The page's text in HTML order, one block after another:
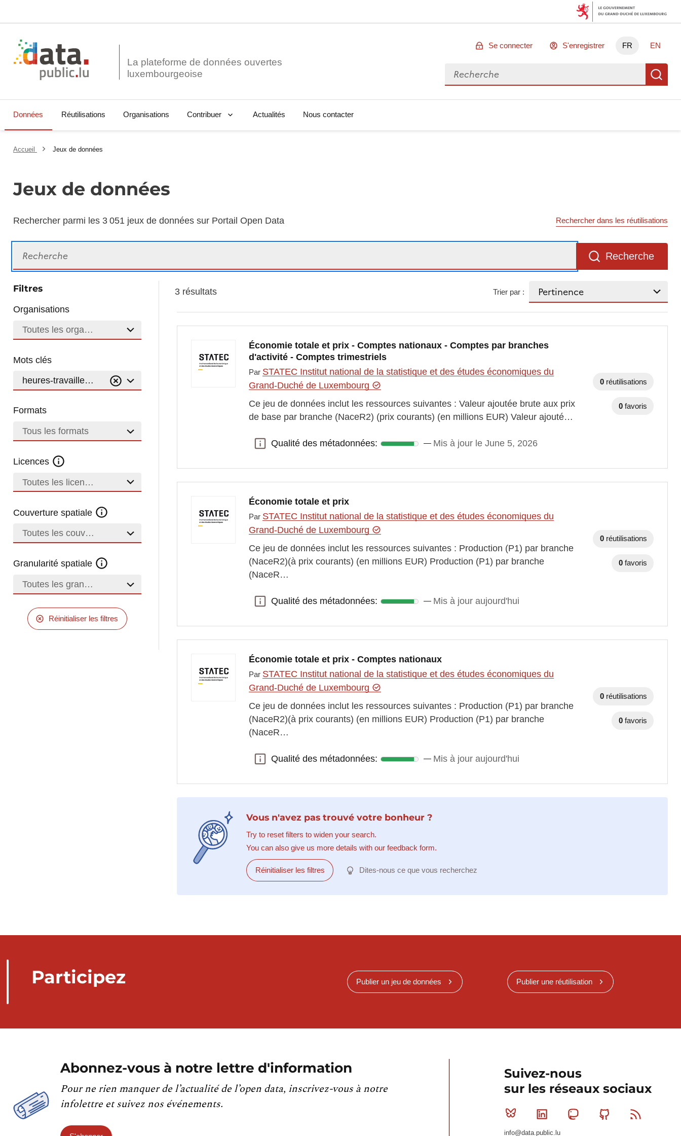
La plateforme de données ouvertes
Se connecter S'enregistrer FR EN
Rechercher des données
Données Réutilisations Organisations Contribuer Actualités Nous contacter
Accueil Jeux de données
Jeux de données
Rechercher parmi les 3 051 jeux de données sur Portail Open Data Rechercher dans les réutilisations
Recherche
Filtres
Organisations
Toutes les organisations
Mots clés
heures-travaillees-non
Formats
Tous les formats
Licences
Toutes les licences
Couverture spatiale
Toutes les couvertures
Granularité spatiale
Toutes les granularités
Réinitialiser les filtres
3 résultats Trier par :
Économie totale et prix - Comptes nationaux - Comptes par branches
d'activité - Comptes trimestriels
Par STATEC Institut national de la statistique et des études économiques du
Grand-Duché de Luxembourg
Ce jeu de données inclut les ressources suivantes : Valeur ajoutée brute aux prix
de base par branche (NaceR2) (prix courants) (en millions EUR) Valeur ajouté…
Qualité des métadonnées:
Qualité des métadonnées: Mis à jour le June 5, 2026
0 réutilisations
0 favoris
Économie totale et prix
Par STATEC Institut national de la statistique et des études économiques du
Grand-Duché de Luxembourg
Ce jeu de données inclut les ressources suivantes : Production (P1) par branche
(NaceR2)(à prix courants) (en millions EUR) Production (P1) par branche
(NaceR…
Qualité des métadonnées:
Qualité des métadonnées: Mis à jour aujourd'hui
0 réutilisations
0 favoris
Économie totale et prix - Comptes nationaux
Par STATEC Institut national de la statistique et des études économiques du
Grand-Duché de Luxembourg
Ce jeu de données inclut les ressources suivantes : Production (P1) par branche
(NaceR2)(à prix courants) (en millions EUR) Production (P1) par branche
(NaceR…
Qualité des métadonnées:
Qualité des métadonnées: Mis à jour aujourd'hui
0 réutilisations
0 favoris
Vous n'avez pas trouvé votre bonheur ?
Try to reset filters to widen your search.
You can also give us more details with our feedback form.
Réinitialiser les filtres Dites-nous ce que vous recherchez
Participez Publier un jeu de données Publier une réutilisation
Abonnez-vous à notre lettre d'information
Pour ne rien manquer de l’actualité de l’open data, inscrivez-vous à notre
infolettre et suivez nos événements.
Suivez-nous
sur les réseaux sociaux
Bluesky Linkedin MastodonGithub
info@data.public.lu